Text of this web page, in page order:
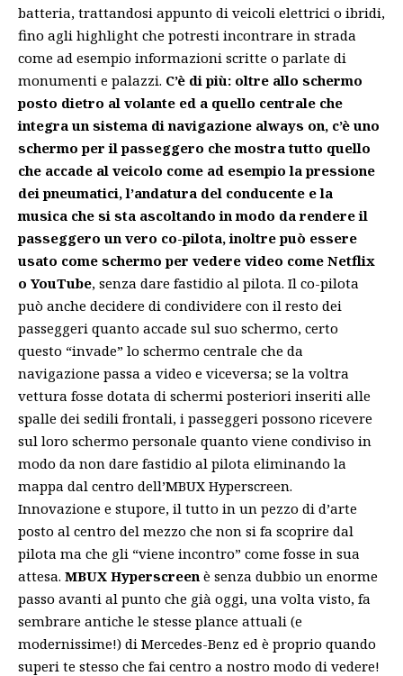
batteria, trattandosi appunto di veicoli elettrici o ibridi,
fino agli highlight che potresti incontrare in strada
come ad esempio informazioni scritte o parlate di
monumenti e palazzi. C’è di più: oltre allo schermo
posto dietro al volante ed a quello centrale che
integra un sistema di navigazione always on, c’è uno
schermo per il passeggero che mostra tutto quello
che accade al veicolo come ad esempio la pressione
dei pneumatici, l’andatura del conducente e la
musica che si sta ascoltando in modo da rendere il
passeggero un vero co-pilota, inoltre può essere
usato come schermo per vedere video come Netflix
o YouTube, senza dare fastidio al pilota. Il co-pilota
può anche decidere di condividere con il resto dei
passeggeri quanto accade sul suo schermo, certo
questo “invade” lo schermo centrale che da
navigazione passa a video e viceversa; se la voltra
vettura fosse dotata di schermi posteriori inseriti alle
spalle dei sedili frontali, i passeggeri possono ricevere
sul loro schermo personale quanto viene condiviso in
modo da non dare fastidio al pilota eliminando la
mappa dal centro dell’MBUX Hyperscreen.
Innovazione e stupore, il tutto in un pezzo di d’arte
posto al centro del mezzo che non si fa scoprire dal
pilota ma che gli “viene incontro” come fosse in sua
attesa. MBUX Hyperscreen è senza dubbio un enorme
passo avanti al punto che già oggi, una volta visto, fa
sembrare antiche le stesse plance attuali (e
modernissime!) di Mercedes-Benz ed è proprio quando
superi te stesso che fai centro a nostro modo di vedere!